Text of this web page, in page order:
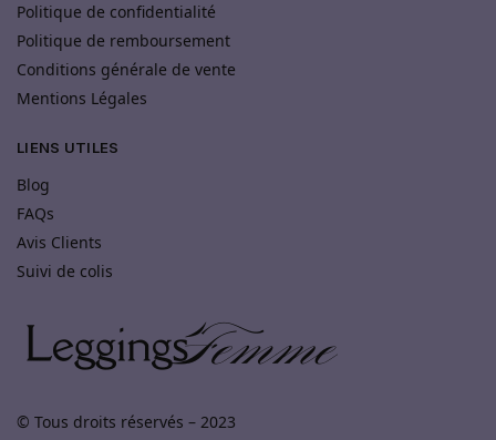
Politique de confidentialité
Politique de remboursement
Conditions générale de vente
Mentions Légales
LIENS UTILES
Blog
FAQs
Avis Clients
Suivi de colis
© Tous droits réservés – 2023